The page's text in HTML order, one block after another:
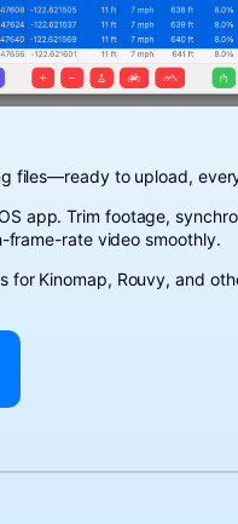
files—ready to upload,
app. Trim footage,
frame-rate video smoothly.
Kinomap, Rouvy, and